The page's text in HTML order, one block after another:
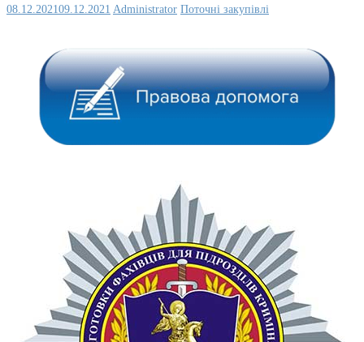
08.12.2021 09.12.2021 Administrator Поточні закупівлі